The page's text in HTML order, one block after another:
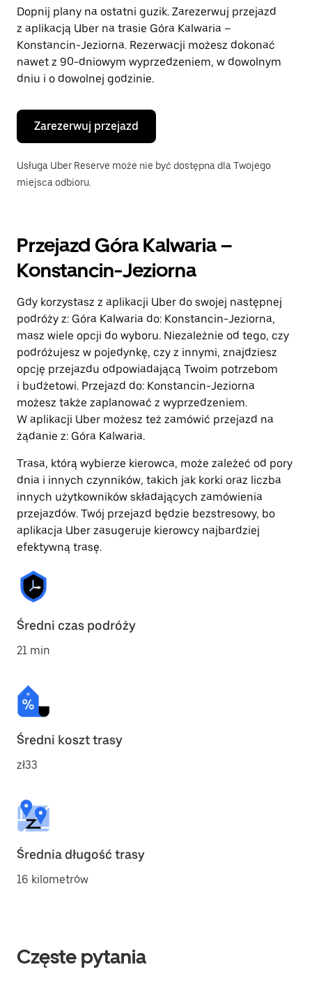
zamknąć
kalendarz.
Dopnij plany na ostatni guzik. Zarezerwuj przejazd
z aplikacją Uber na trasie Góra Kalwaria –
Konstancin-Jeziorna. Rezerwacji możesz dokonać
nawet z 90-dniowym wyprzedzeniem, w dowolnym
dniu i o dowolnej godzinie.
Zarezerwuj przejazd
Usługa Uber Reserve może nie być dostępna dla Twojego
miejsca odbioru.
Przejazd Góra Kalwaria –
Konstancin-Jeziorna
Gdy korzystasz z aplikacji Uber do swojej następnej
podróży z: Góra Kalwaria do: Konstancin-Jeziorna,
masz wiele opcji do wyboru. Niezależnie od tego, czy
podróżujesz w pojedynkę, czy z innymi, znajdziesz
opcję przejazdu odpowiadającą Twoim potrzebom
i budżetowi. Przejazd do: Konstancin-Jeziorna
możesz także zaplanować z wyprzedzeniem.
W aplikacji Uber możesz też zamówić przejazd na
żądanie z: Góra Kalwaria.
Trasa, którą wybierze kierowca, może zależeć od pory
dnia i innych czynników, takich jak korki oraz liczba
innych użytkowników składających zamówienia
przejazdów. Twój przejazd będzie bezstresowy, bo
aplikacja Uber zasugeruje kierowcy najbardziej
efektywną trasę.
Średni czas podróży
21 min
Średni koszt trasy
zł33
Średnia długość trasy
16 kilometrów
Częste pytania